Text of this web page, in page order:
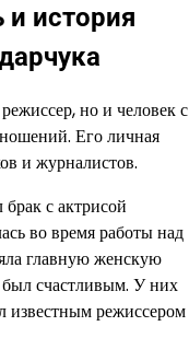
история
но и человек с
Его личная
и журналистов.
с актрисой
во время работы над
главную женскую
счастливым. У них
известным режиссером